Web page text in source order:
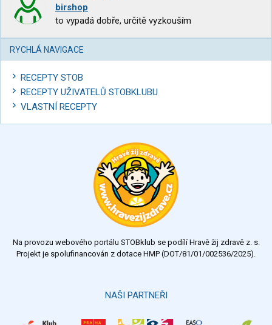
birshop
to vypadá dobře, určitě vyzkouším
RYCHLÁ NAVIGACE
RECEPTY STOB
RECEPTY UŽIVATELŮ STOBKLUBU
VLASTNÍ RECEPTY
Na provozu webového portálu STOBklub se podílí Hravě žij zdravě z. s.
Projekt je spolufinancován z dotace HMP (DOT/81/01/002536/2025).
NAŠI PARTNEŘI